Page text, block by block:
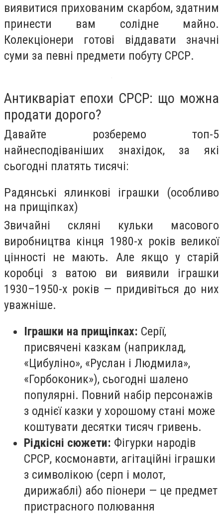
виявитися прихованим скарбом, здатним
принести вам солідне майно.
Колекціонери готові віддавати значні
суми за певні предмети побуту СРСР.
Антикваріат епохи СРСР: що можна
продати дорого?
Давайте розберемо топ-5
найнесподіваніших знахідок, за які
сьогодні платять тисячі:
Радянські ялинкові іграшки (особливо
на прищіпках)
Звичайні скляні кульки масового
виробництва кінця 1980-х років великої
цінності не мають. Але якщо у старій
коробці з ватою ви виявили іграшки
1930–1950-х років — придивіться до них
уважніше.
Іграшки на прищіпках: Серії,
присвячені казкам (наприклад,
«Цибуліно», «Руслан і Людмила»,
«Горбоконик»), сьогодні шалено
популярні. Повний набір персонажів
з однієї казки у хорошому стані може
коштувати десятки тисяч гривень.
Рідкісні сюжети: Фігурки народів
СРСР, космонавти, агітаційні іграшки
з символікою (серп і молот,
дирижаблі) або піонери — це предмет
пристрасного полювання